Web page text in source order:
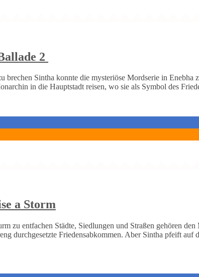
2
Sintha konnte die mysteriöse Mordserie in Enebha
in die Hauptstadt reisen, wo sie als Symbol des
a Storm
zu entfachen Städte, Siedlungen und Straßen gehören
durchgesetzte Friedensabkommen. Aber Sintha pfeift auf